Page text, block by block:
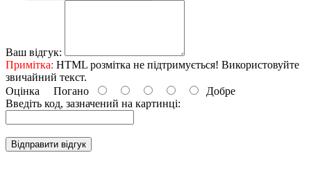
Ваш відгук:
Примітка: HTML розмітка не підтримується! Використовуйте
звичайний текст.
Оцінка Погано
Добре
Введіть код, зазначений на картинці:
Відправити відгук